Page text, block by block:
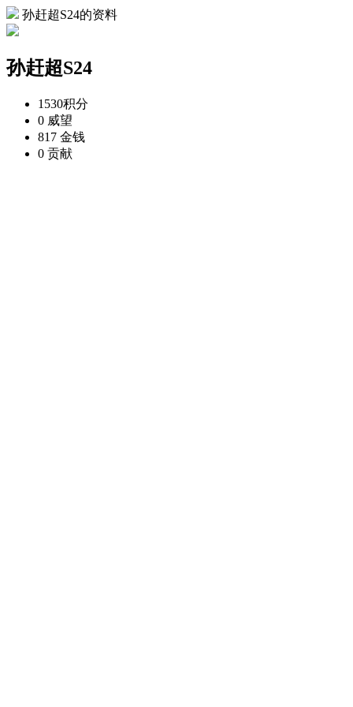
孙赶超S24的资料
孙赶超S24
1530积分
0 威望
817 金钱
0 贡献